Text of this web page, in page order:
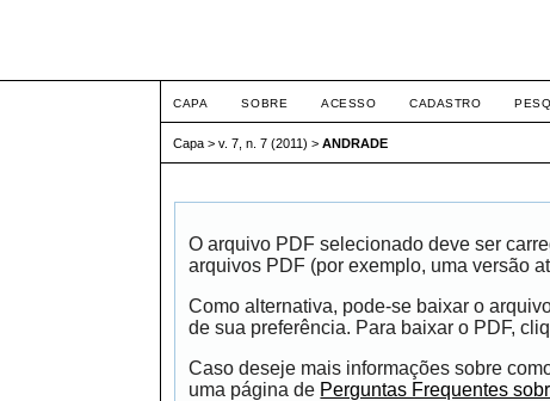
CAPA SOBRE ACESSO CADASTRO
Capa >v. 7, n. 7 (2011) >ANDRADE
O arquivo PDF selecionado deve ser
arquivos PDF (por exemplo, uma versão
Como alternativa, pode-se baixar o
de sua preferência. Para baixar o PDF,
Caso deseje mais informações sobre
uma página de Perguntas Frequentes